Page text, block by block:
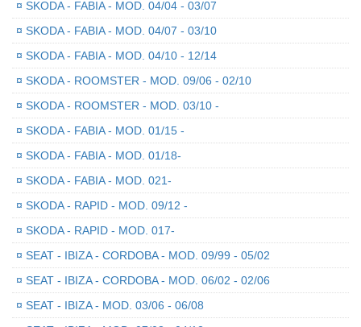
¤ SKODA - FABIA - MOD. 04/04 - 03/07
¤ SKODA - FABIA - MOD. 04/07 - 03/10
¤ SKODA - FABIA - MOD. 04/10 - 12/14
¤ SKODA - ROOMSTER - MOD. 09/06 - 02/10
¤ SKODA - ROOMSTER - MOD. 03/10 -
¤ SKODA - FABIA - MOD. 01/15 -
¤ SKODA - FABIA - MOD. 01/18-
¤ SKODA - FABIA - MOD. 021-
¤ SKODA - RAPID - MOD. 09/12 -
¤ SKODA - RAPID - MOD. 017-
¤ SEAT - IBIZA - CORDOBA - MOD. 09/99 - 05/02
¤ SEAT - IBIZA - CORDOBA - MOD. 06/02 - 02/06
¤ SEAT - IBIZA - MOD. 03/06 - 06/08